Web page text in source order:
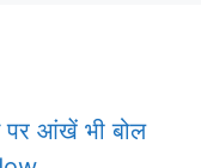
पर आंखें भी बोल